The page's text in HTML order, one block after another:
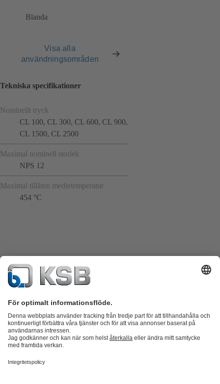
Blanda
Visa alla
användningsområden
Tekniska specifikationer
Nominellt tryck
CL 100, CL 300, CL 600, CL 900,
CL 1500, CL 2500
Maximal nominell storlek
NPS 12
Maximal tillåten medietemperatur
454 °C